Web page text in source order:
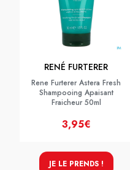
RENÉ FURTERER
Rene Furterer Astera Fresh
Shampooing Apaisant
Fraicheur 50ml
3,95€
JE LE PRENDS !